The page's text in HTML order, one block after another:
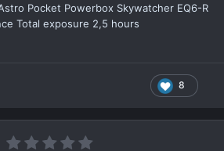
Pocket Powerbox Skywatcher EQ6-R
Total exposure 2,5 hours
8